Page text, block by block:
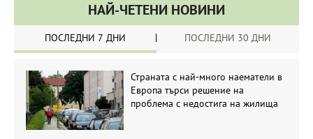
НАЙ-ЧЕТЕНИ НОВИНИ
ПОСЛЕДНИ 7 ДНИ ПОСЛЕДНИ 30 ДНИ
Страната с най-много наематели в
Европа търси решение на
проблема с недостига на жилища